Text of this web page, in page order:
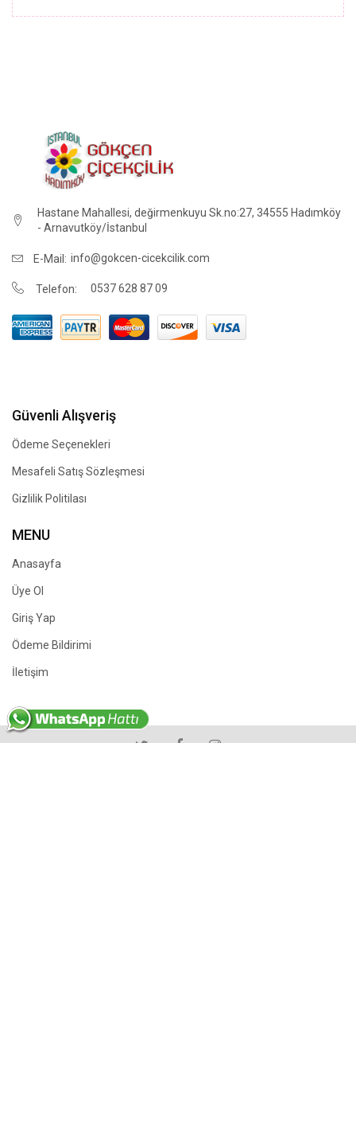
Hastane Mahallesi, değirmenkuyu Sk.no:27, 34555 Hadımköy
- Arnavutköy/İstanbul
E-Mail: info@gokcen-cicekcilik.com
Telefon: 0537 628 87 09
Güvenli Alışveriş
Ödeme Seçenekleri
Mesafeli Satış Sözleşmesi
Gizlilik Politilası
MENU
Anasayfa
Üye Ol
Giriş Yap
Ödeme Bildirimi
İletişim